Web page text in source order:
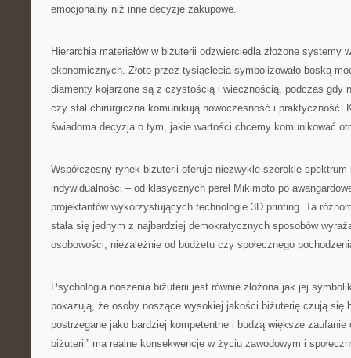
emocjonalny niż inne decyzje zakupowe.
Hierarchia materiałów w biżuterii odzwierciedla złożone systemy
ekonomicznych. Złoto przez tysiąclecia symbolizowało boską
diamenty kojarzone są z czystością i wiecznością, podczas gdy
czy stal chirurgiczna komunikują nowoczesność i praktyczność.
świadoma decyzja o tym, jakie wartości chcemy komunikować
Współczesny rynek biżuterii oferuje niezwykle szerokie
indywidualności – od klasycznych pereł Mikimoto po
projektantów wykorzystujących technologie 3D printing. Ta
stała się jednym z najbardziej demokratycznych sposobów
osobowości, niezależnie od budżetu czy społecznego
Psychologia noszenia biżuterii jest równie złożona jak jej
pokazują, że osoby noszące wysokiej jakości biżuterię czują się
postrzegane jako bardziej kompetentne i budzą większe zaufanie
biżuterii” ma realne konsekwencje w życiu zawodowym i